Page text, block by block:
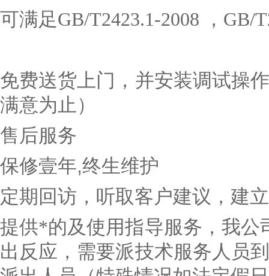
可满足GB/T2423.1-2008 ，GB/
免费送货上门，并安装调试操
满意为止）
售后服务
保修壹年,终生维护
定期回访，听取客户建议，建
提供*的及使用指导服务，我公
出反应，需要派技术服务人员